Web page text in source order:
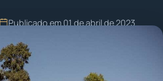
Publicado em 01 de abril de 2023
de 2023